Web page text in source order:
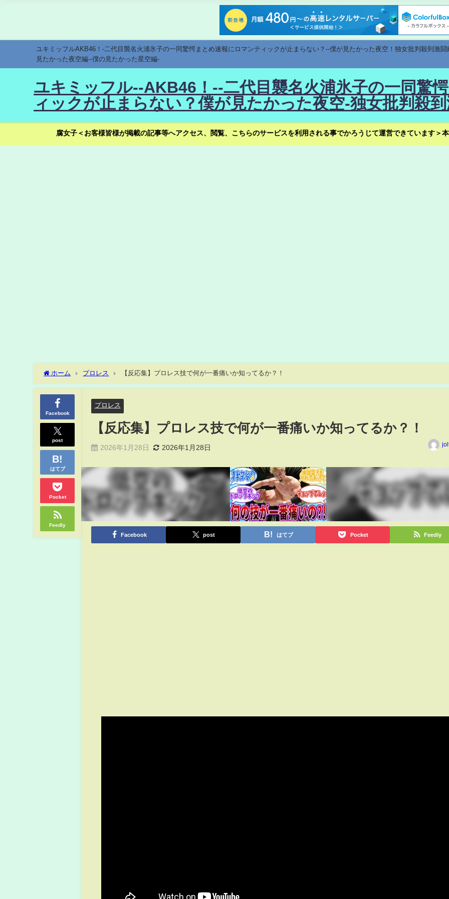
ユキミッフルAKB46！-二代目襲名火浦氷子の一同驚愕まとめ速報にロマンティックが止まらない？--僕が見たかった夜空！独女批判殺到激
見たかった夜空編--僕の見たかった星空編-
ユキミッフル--AKB46！--二代目襲名火浦氷子の一同驚
ィックが止まらない？僕が見たかった夜空-独女批判殺
腐女子＜お客様皆様が掲載の記事等へアクセス、閲覧、こちらのサービスを利用される事でかろうじて運営できています＞
ホーム プロレス 【反応集】プロレス技で何が一番痛いか知ってるか？！
Facebook
post
はてブ
Pocket
Feedly
プロレス
【反応集】プロレス技で何が一番痛いか知ってるか？！
2026年1月28日 2026年1月28日
Facebook post はてブ Pocket Feedly